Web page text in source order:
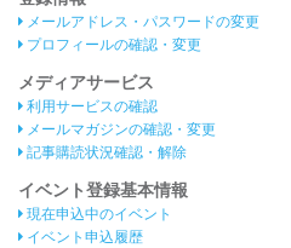
メールアドレス・パスワードの変更
プロフィールの確認・変更
メディアサービス
利用サービスの確認
メールマガジンの確認・変更
記事購読状況確認・解除
イベント登録基本情報
現在申込中のイベント
イベント申込履歴